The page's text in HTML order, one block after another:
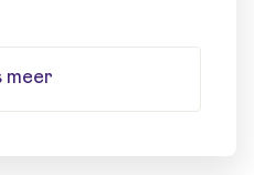
meer